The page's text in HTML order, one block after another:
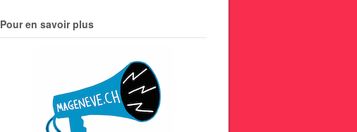
Pour en savoir plus